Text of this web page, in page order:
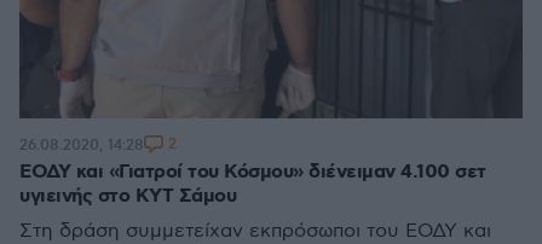
ΕΟΔΥ και «Γιατροί του Κόσμου» διένειμαν 4.100 σετ
υγιεινής στο ΚΥΤ Σάμου
Στη δράση συμμετείχαν εκπρόσωποι του ΕΟΔΥ και
26.08.2020, 14:28 2